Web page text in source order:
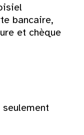
bancaire,
et chèque